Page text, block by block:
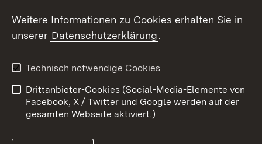
Kontakt
Datenschutz
Barrierefreiheit
Impressum Cookies
Weitere Informationen zu Cookies erhalten Sie in
unserer Datenschutzerklärung.
Technisch notwendige Cookies
Drittanbieter-Cookies (Social-Media-Elemente von
Facebook, X / Twitter und Google werden auf der
gesamten Webseite aktiviert.)